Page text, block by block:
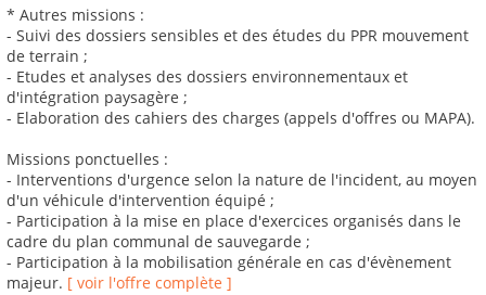
* Autres missions :
- Suivi des dossiers sensibles et des études du PPR mouvement
de terrain ;
- Etudes et analyses des dossiers environnementaux et
d'intégration paysagère ;
- Elaboration des cahiers des charges (appels d'offres ou MAPA).
Missions ponctuelles :
- Interventions d'urgence selon la nature de l'incident, au moyen
d'un véhicule d'intervention équipé ;
- Participation à la mise en place d'exercices organisés dans le
cadre du plan communal de sauvegarde ;
- Participation à la mobilisation générale en cas d'évènement
majeur. [ voir l'offre complète ]